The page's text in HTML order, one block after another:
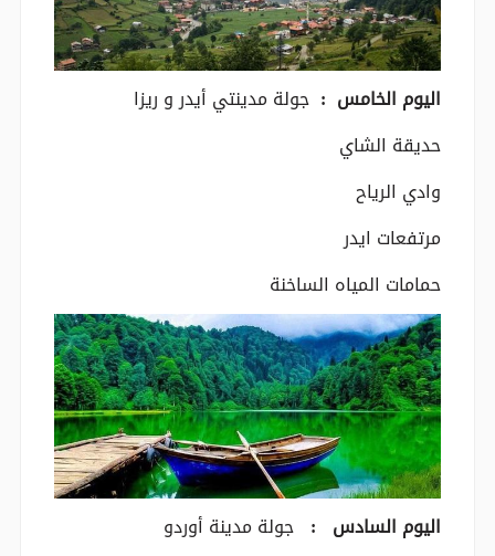
اليوم الخامس : جولة مدينتي أيدر و ريزا
حديقة الشاي
وادي الرياح
مرتفعات ايدر
حمامات المياه الساخنة
اليوم السادس : جولة مدينة أوردو